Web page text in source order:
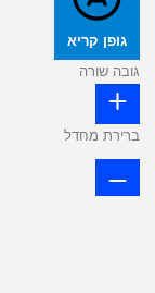
גופן קריא
גובה שורה
ברירת מחדל